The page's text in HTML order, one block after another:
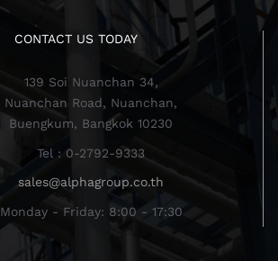
CONTACT US TODAY
139 Soi Nuanchan 34,
Nuanchan Road, Nuanchan,
Buengkum, Bangkok 10230
Tel : 0-2792-9333
sales@alphagroup.co.th
Monday - Friday: 8:00 - 17:30